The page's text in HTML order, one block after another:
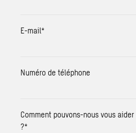
E-mail*
Numéro de téléphone
Comment pouvons-nous vous aider
?*